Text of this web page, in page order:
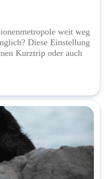
weit weg
Diese Einstellung
Kurztrip oder auch